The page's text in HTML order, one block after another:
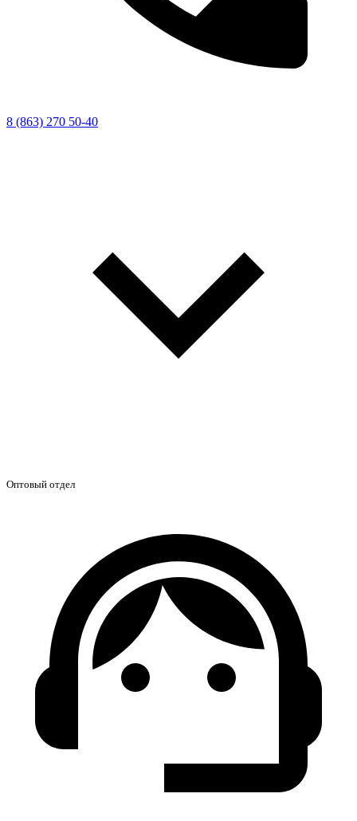
8 (863) 270 50-40
Оптовый отдел